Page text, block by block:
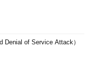
英語版のページを確認す
for Windows 10
Support）
でした（お盆明けに延
Denial of Service Attack）